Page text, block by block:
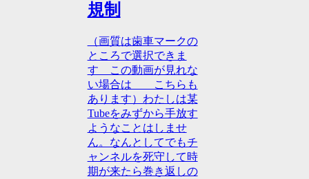
規制
（画質は歯車マークの
ところで選択できま
す この動画が見れな
い場合は こちらも
あります）わたしは某
Tubeをみずから手放す
ようなことはしませ
ん。なんとしてでもチ
ャンネルを死守して時
期が来たら巻き返しの